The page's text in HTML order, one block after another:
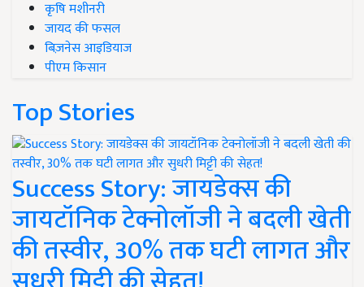
कृषि मशीनरी
जायद की फसल
बिज़नेस आइडियाज
पीएम किसान
Top Stories
Success Story: जायडेक्स की
जायटॉनिक टेक्नोलॉजी ने बदली खेती
की तस्वीर, 30% तक घटी लागत और